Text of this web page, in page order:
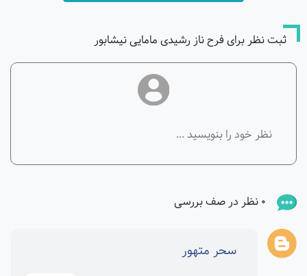
ثبت نظر برای فرح ناز رشیدی مامایی نیشابور
0 نظر در صف بررسی
سحر متهور